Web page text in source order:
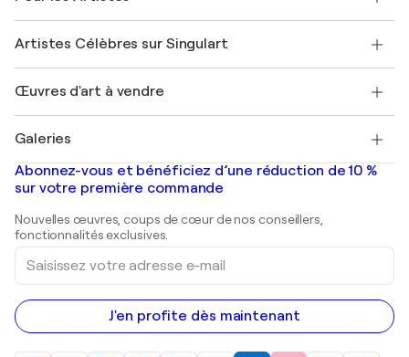
Rejoignez notre programme commercial
Mon compte
+33 1 76 44 06 42
Magazine Singulart
Emplois
Découvrez une sélection d'art original
Se connecter en tant qu'Artiste
Artistes Célèbres sur Singulart
Marc Chagall
Banksy
Mr. Brainwash
Shepard Fairey
Œuvres d'art à vendre
Tableaux abstraits à vendre
Peintures de paysage
Estampes
Peintures acryliques
Galeries
Galeries d'art en France
Galeries d'art en Belgique
Abonnez-vous et bénéficiez d’une réduction de 10 %
sur votre première commande
Nouvelles œuvres, coups de cœur de nos conseillers,
fonctionnalités exclusives.
Saisissez
votre
adresse
e-
mail
J'en profite dès maintenant